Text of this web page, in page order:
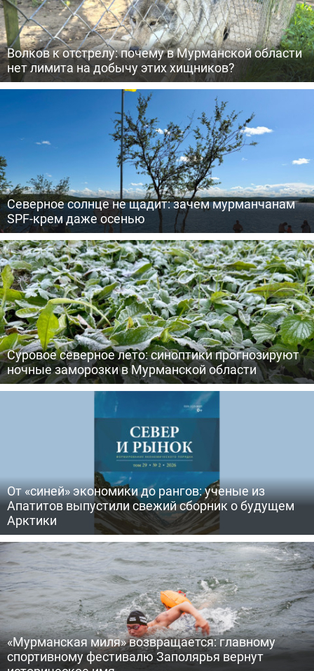
Волков к отстрелу: почему в Мурманской области
нет лимита на добычу этих хищников?
Северное солнце не щадит: зачем мурманчанам
SPF-крем даже осенью
Суровое северное лето: синоптики прогнозируют
ночные заморозки в Мурманской области
От «синей» экономики до рангов: ученые из
Апатитов выпустили свежий сборник о будущем
Арктики
«Мурманская миля» возвращается: главному
спортивному фестивалю Заполярья вернут